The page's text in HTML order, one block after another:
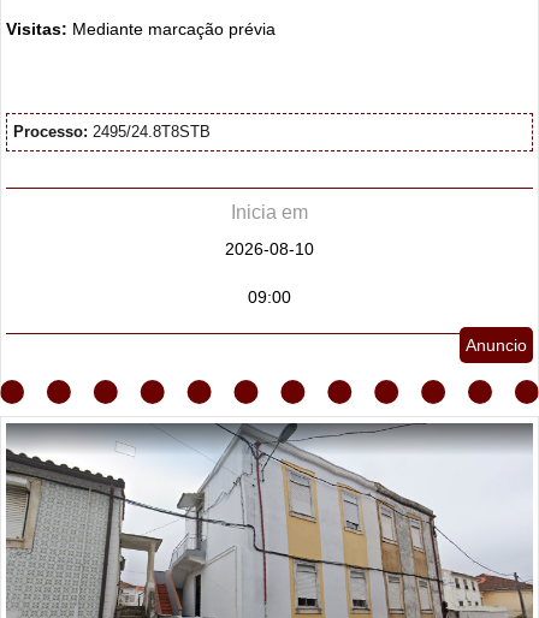
Visitas: Mediante marcação prévia
Processo: 2495/24.8T8STB
Inicia em
2026-08-10
09:00
Anuncio